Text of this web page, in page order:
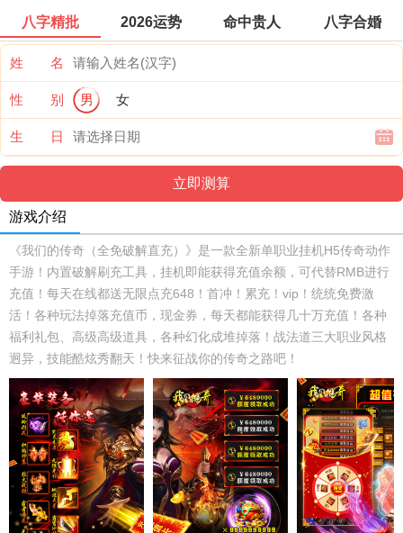
八字精批 2026运势 命中贵人 八字合婚
姓 名
性 别 男 女
生 日
游戏介绍
《我们的传奇（全免破解直充）》是一款全新单职业挂机H5传奇动作
手游！内置破解刷充工具，挂机即能获得充值余额，可代替RMB进行
充值！每天在线都送无限点充648！首冲！累充！vip！统统免费激
活！各种玩法掉落充值币，现金券，每天都能获得几十万充值！各种
福利礼包、高级高级道具，各种幻化成堆掉落！战法道三大职业风格
迥异，技能酷炫秀翻天！快来征战你的传奇之路吧！